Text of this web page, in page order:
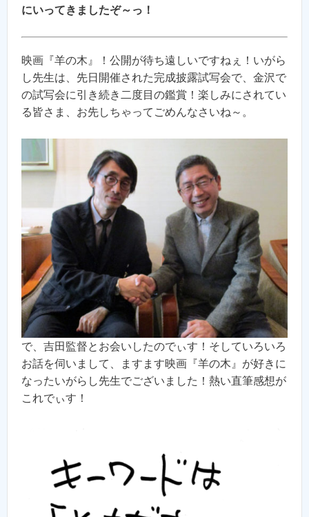
にいってきましたぞ～っ！
映画『羊の木』！公開が待ち遠しいですねぇ！いがら
し先生は、先日開催された完成披露試写会で、金沢で
の試写会に引き続き二度目の鑑賞！楽しみにされてい
る皆さま、お先しちゃってごめんなさいね～。
で、吉田監督とお会いしたのでぃす！そしていろいろ
お話を伺いまして、ますます映画『羊の木』が好きに
なったいがらし先生でございました！熱い直筆感想が
これでぃす！